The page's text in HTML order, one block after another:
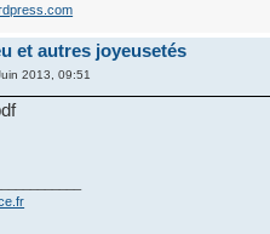
et autres joyeusetés
2013, 09:51